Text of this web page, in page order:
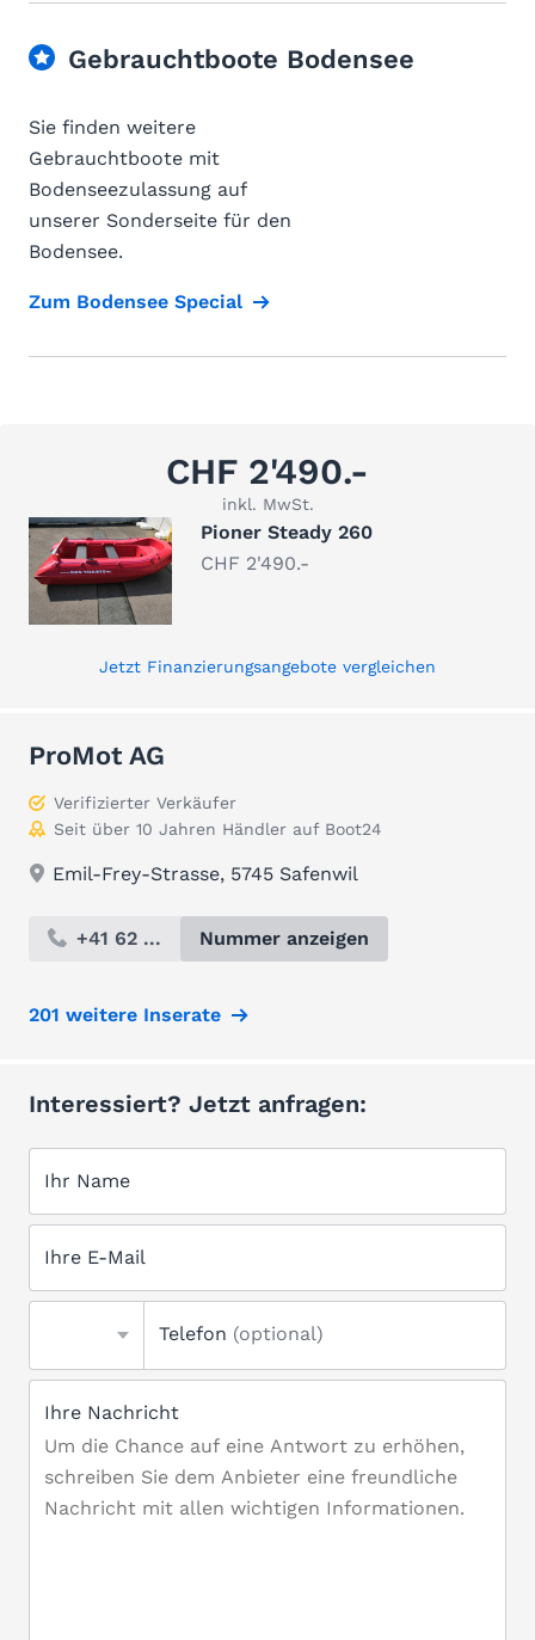
Gebrauchtboote Bodensee
Sie finden weitere
Gebrauchtboote mit
Bodenseezulassung auf
unserer Sonderseite für den
Bodensee.
Zum Bodensee Special
CHF 2'490.-
inkl. MwSt.
Pioner Steady 260
CHF 2'490.-
Jetzt Finanzierungsangebote vergleichen
ProMot AG
Verifizierter Verkäufer
Seit über 10 Jahren Händler auf Boot24
Emil-Frey-Strasse, 5745 Safenwil
+41 62 ... Nummer anzeigen
201 weitere Inserate
Interessiert? Jetzt anfragen:
Ihr Name
Ihre E-Mail
Telefon (optional)
Ihre Nachricht